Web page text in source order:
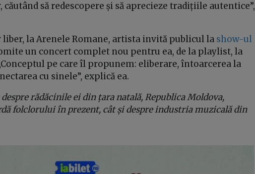
să redescopere și să aprecieze tradițiile autentice”,
liber, la Arenele Romane, artista invită publicul la show-ul
un concert complet nou pentru ea, de la playlist, la
pe care îl propunem: eliberare, întoarcerea la
cu sinele”, explică ea.
rădăcinile ei din țara natală, Republica Moldova,
folclorului în prezent, cât și despre industria muzicală din